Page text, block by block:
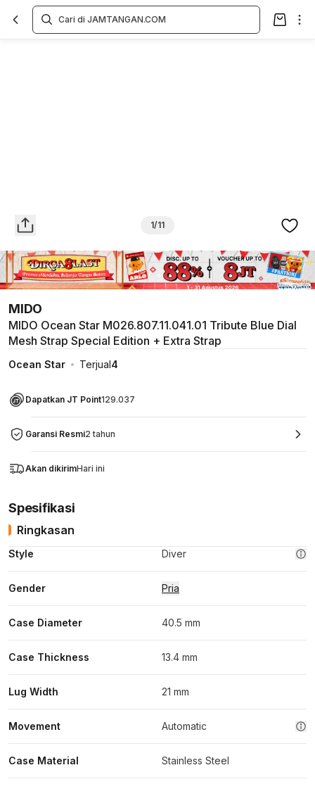
1/11
MIDO
MIDO Ocean Star M026.807.11.041.01 Tribute Blue Dial
Mesh Strap Special Edition + Extra Strap
Ocean Star Terjual4
Dapatkan JT Point129.037
Garansi Resmi2 tahun
Akan dikirimHari ini
Spesifikasi
Ringkasan
Style Diver
Gender Pria
Case Diameter 40.5 mm
Case Thickness 13.4 mm
Lug Width 21 mm
Movement Automatic
Case Material Stainless Steel